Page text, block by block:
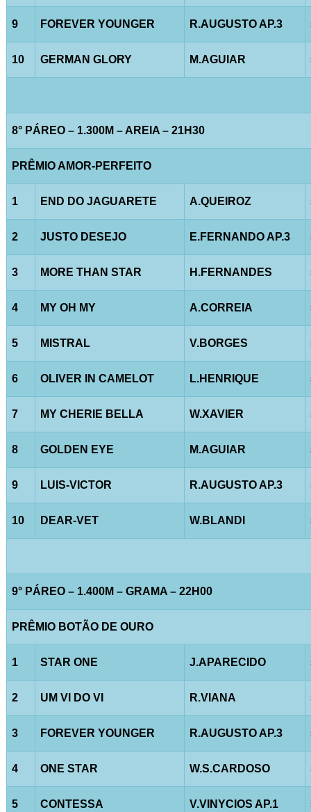
9 FOREVER YOUNGER R.AUGUSTO AP.3
10 GERMAN GLORY M.AGUIAR
8° PÁREO – 1.300M – AREIA – 21H30
PRÊMIO AMOR-PERFEITO
1 END DO JAGUARETE A.QUEIROZ
2 JUSTO DESEJO E.FERNANDO AP.3
3 MORE THAN STAR H.FERNANDES
4 MY OH MY A.CORREIA
5 MISTRAL V.BORGES
6 OLIVER IN CAMELOT L.HENRIQUE
7 MY CHERIE BELLA W.XAVIER
8 GOLDEN EYE M.AGUIAR
9 LUIS-VICTOR R.AUGUSTO AP.3
10 DEAR-VET W.BLANDI
9° PÁREO – 1.400M – GRAMA – 22H00
PRÊMIO BOTÃO DE OURO
1 STAR ONE J.APARECIDO
2 UM VI DO VI R.VIANA
3 FOREVER YOUNGER R.AUGUSTO AP.3
4 ONE STAR W.S.CARDOSO
5 CONTESSA V.VINYCIOS AP.1